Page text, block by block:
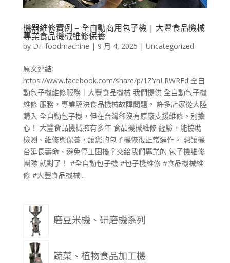
機器維修實例 – 全自動商用包子機 | 大豐食品機械
專業食品機械維修保養
by DF-foodmachine | 9 月 4, 2025 | Uncategorized
原文連結:
https://www.facebook.com/share/p/1ZYnLRWREd 全自
動包子機維修服務｜大豐食品機械 我們提供 全自動包子機
維修 服務，專業解決食品機械故障問題。 許多店家從大陸
購入 全自動包子機，但在台灣卻沒有原廠支援維修。別擔
心！ 大豐食品機械擁有多年 食品機械維修 經驗，能協助
檢測、維修與保養，讓您的包子機恢復正常運作。 想讓機
台延長壽命、避免停工困擾？交給我們專業的 包子機維修
團隊 就對了！ #全自動包子機 #包子機維修 #食品機械維
修 #大豐食品機械...
磨豆米機、研磨機系列
蔬菜、植物食品加工機